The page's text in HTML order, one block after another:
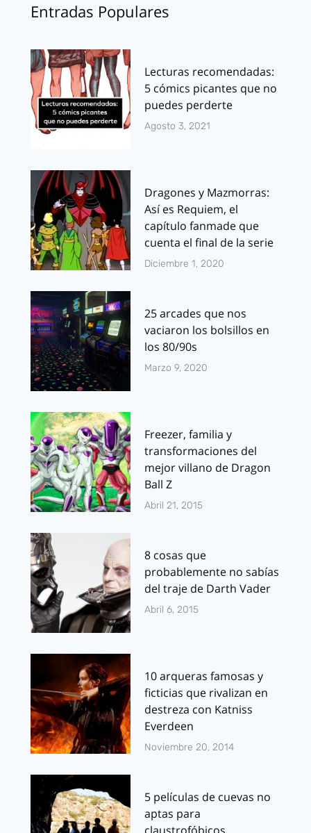
Entradas Populares
Lecturas recomendadas:
5 cómics picantes que no
puedes perderte
Agosto 3, 2021
Dragones y Mazmorras:
Así es Requiem, el
capítulo fanmade que
cuenta el final de la serie
Diciembre 1, 2020
25 arcades que nos
vaciaron los bolsillos en
los 80/90s
Marzo 9, 2020
Freezer, familia y
transformaciones del
mejor villano de Dragon
Ball Z
Abril 21, 2015
8 cosas que
probablemente no sabías
del traje de Darth Vader
Abril 6, 2015
10 arqueras famosas y
ficticias que rivalizan en
destreza con Katniss
Everdeen
Noviembre 20, 2014
5 películas de cuevas no
aptas para